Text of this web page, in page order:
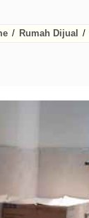
/ Rumah Dijual /